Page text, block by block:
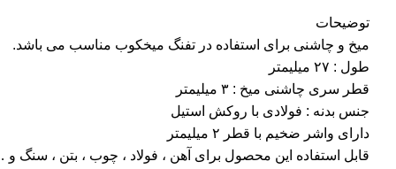
توضیحات
میخ و چاشنی برای استفاده در تفنگ میخکوب مناسب می باشد.
طول : ۲۷ میلیمتر
قطر سری چاشنی میخ : ۳ میلیمتر
جنس بدنه : فولادی با روکش استیل
دارای واشر ضخیم با قطر ۲ میلیمتر
قابل استفاده این محصول برای آهن ، فولاد ، چوب ، بتن ، سنگ و